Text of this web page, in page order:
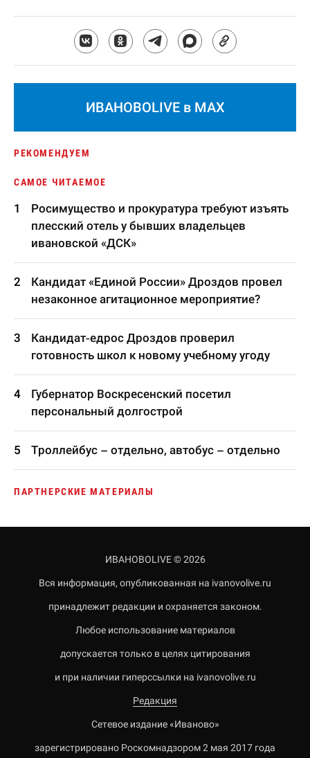
ИВАНОВОLIVE в MAX
РЕКОМЕНДУЕМ
САМОЕ ЧИТАЕМОЕ
Росимущество и прокуратура требуют изъять
плесский отель у бывших владельцев
ивановской «ДСК»
Кандидат «Единой России» Дроздов провел
незаконное агитационное мероприятие?
Кандидат-едрос Дроздов проверил
готовность школ к новому учебному угоду
Губернатор Воскресенский посетил
персональный долгострой
Троллейбус – отдельно, автобус – отдельно
ПАРТНЕРСКИЕ МАТЕРИАЛЫ
ИВАНОВОLIVE © 2026
Вся информация, опубликованная на ivanovolive.ru
принадлежит редакции и охраняется законом.
Любое использование материалов
допускается только в целях цитирования
и при наличии гиперссылки на ivanovolive.ru
Редакция
Сетевое издание «Иваново»
зарегистрировано Роскомнадзором 2 мая 2017 года